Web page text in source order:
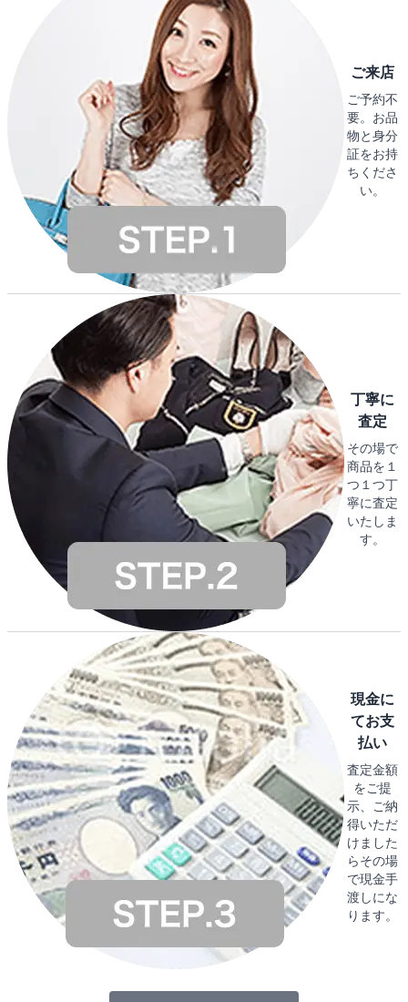
ご来店
ご予約不
要。お品
物と身分
証をお持
ちくださ
い。
丁寧に
査定
その場で
商品を１
つ１つ丁
寧に査定
いたしま
す。
現金に
てお支
払い
査定金額
をご提
示、ご納
得いただ
けました
らその場
で現金手
渡しにな
ります。